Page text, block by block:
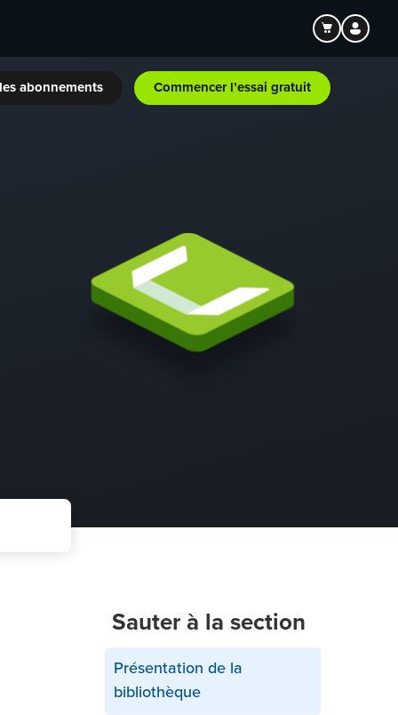
abonnements Commencer l’essai gratuit
Sauter à la section
Présentation de la
bibliothèque